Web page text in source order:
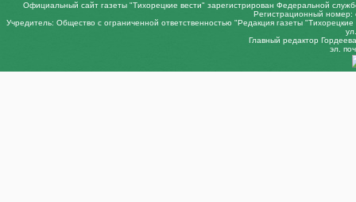
Официальный сайт газеты "Тихорецкие вести" зарегистрирован Федеральной
Регистрационный
Учредитель: Общество с ограниченной ответственностью "Редакция газеты
Главный редактор
эл.